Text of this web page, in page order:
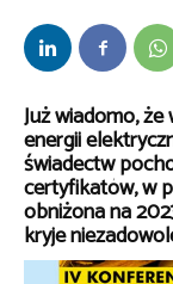
Już wiadomo,
energii
świadectw
certyfikatów, w
obniżona na
kryje